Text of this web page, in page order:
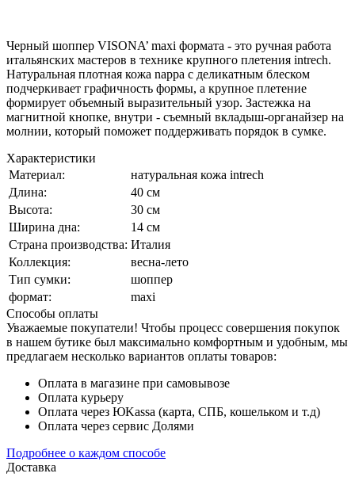
Черный шоппер VISONA’ maxi формата - это ручная работа
итальянских мастеров в технике крупного плетения intrech.
Натуральная плотная кожа nappa с деликатным блеском
подчеркивает графичность формы, а крупное плетение
формирует объемный выразительный узор. Застежка на
магнитной кнопке, внутри - съемный вкладыш-органайзер на
молнии, который поможет поддерживать порядок в сумке.
Характеристики
Материал:
натуральная кожа intrech
Длина:
40 см
Высота:
30 см
Ширина дна:
14 см
Страна производства: Италия
Коллекция:
весна-лето
Тип сумки:
шоппер
формат:
maxi
Способы оплаты
Уважаемые покупатели! Чтобы процесс совершения покупок
в нашем бутике был максимально комфортным и удобным, мы
предлагаем несколько вариантов оплаты товаров:
Оплата в магазине при самовывозе
Оплата курьеру
Оплата через ЮKassa (карта, СПБ, кошельком и т.д)
Оплата через сервис Долями
Подробнее о каждом способе
Доставка